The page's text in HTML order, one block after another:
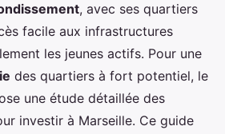
, avec ses quartiers
facile aux infrastructures
les jeunes actifs. Pour une
des quartiers à fort potentiel, le
une étude détaillée des
investir à Marseille. Ce guide